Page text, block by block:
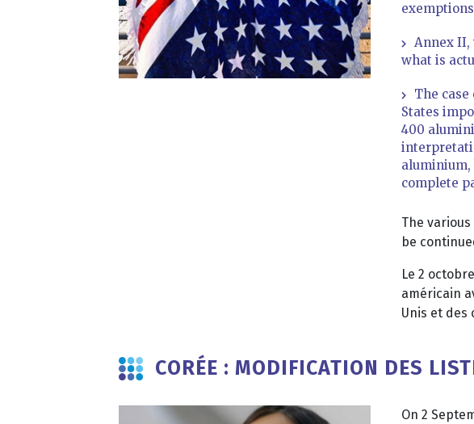
Annex II,
what is
The
States
400
complete
The
be
Le 2
américain
Unis et des
CORÉE : MODIFICATION DES
On 2